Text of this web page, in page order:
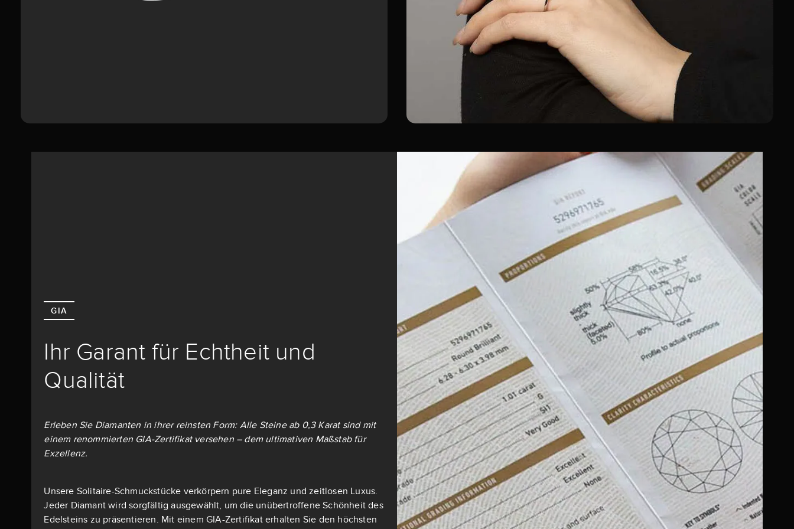
GIA
Ihr Garant für Echtheit und
Qualität
Erleben Sie Diamanten in ihrer reinsten Form: Alle Steine ab 0,3 Karat sind mit
einem renommierten GIA-Zertifikat versehen – dem ultimativen Maßstab für
Exzellenz.
Unsere Solitaire-Schmuckstücke verkörpern pure Eleganz und zeitlosen Luxus.
Jeder Diamant wird sorgfältig ausgewählt, um die unübertroffene Schönheit des
Edelsteins zu präsentieren. Mit einem GIA-Zertifikat erhalten Sie den höchsten